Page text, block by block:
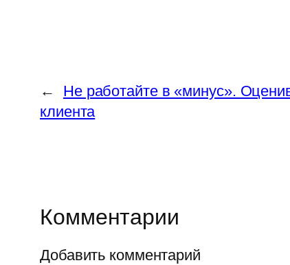
←
Не работайте в «минус».
клиента
Комментарии
Добавить комментарий